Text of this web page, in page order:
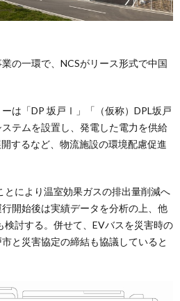
の一環で、NCSがリース形式で中国
は「DP 坂戸Ⅰ」「（仮称）DPL坂戸
テムを設置し、発電した電力を供給
するなど、物流施設の環境配慮促進
とにより温室効果ガスの排出量削減へ
開始後は実績データを分析の上、他
検討する。併せて、EVバスを災害時の
と災害協定の締結も協議していると